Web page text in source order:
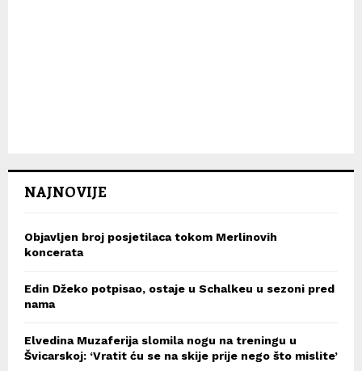
NAJNOVIJE
Objavljen broj posjetilaca tokom Merlinovih
koncerata
Edin Džeko potpisao, ostaje u Schalkeu u sezoni pred
nama
Elvedina Muzaferija slomila nogu na treningu u
Švicarskoj: ‘Vratit ću se na skije prije nego što mislite’